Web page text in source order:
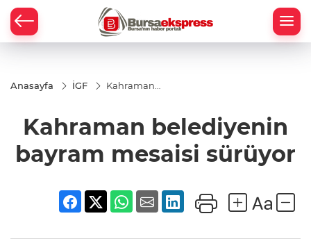
Anasayfa İGF
Kahraman
sürüyor
Kahraman belediyenin
bayram mesaisi sürüyor